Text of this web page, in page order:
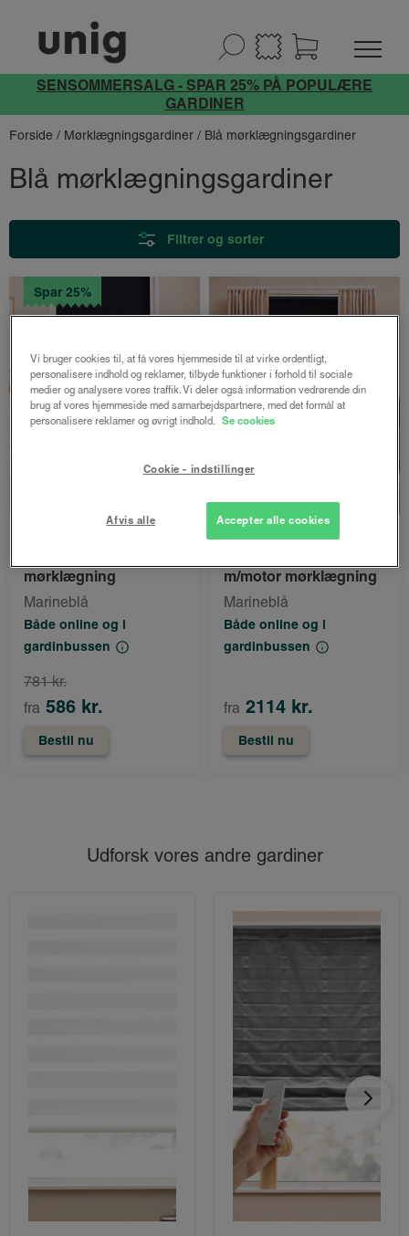
SENSOMMERSALG - SPAR 25% PÅ POPULÆRE
GARDINER
Forside / Mørklægningsgardiner / Blå mørklægningsgardiner
Blå mørklægningsgardiner
Filtrer og sorter
Spar 25%
LUX
mørklægning
Marineblå
Både online og i
gardinbussen
fra 586 kr.
781 kr.
Bestil nu
m/motor mørklægning
Marineblå
Både online og i
gardinbussen
fra 2114 kr.
Bestil nu
Udforsk vores andre gardiner
Vi bruger cookies til, at få vores hjemmeside til at virke ordentligt,
personalisere indhold og reklamer, tilbyde funktioner i forhold til sociale
medier og analysere vores traffik. Vi deler også information vedrørende din
brug af vores hjemmeside med samarbejdspartnere, med det formål at
personalisere reklamer og øvrigt indhold. Se cookies
Cookie - indstillinger
Afvis alle Accepter alle cookies